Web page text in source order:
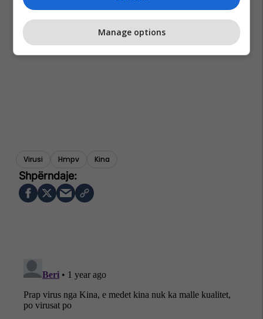
Virusi Hmpv Kina
Manage options